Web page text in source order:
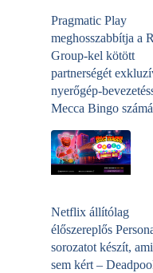
Pragmatic Play
meghosszabbítja a
Group-kel kötött
partnerségét
nyerőgép-
Mecca Bingo
Netflix állítólag
élőszereplős
sorozatot készít,
sem kért –